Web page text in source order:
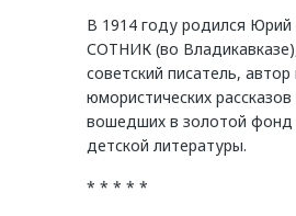
В 1914 году родился Юрий
СОТНИК (во
советский писатель, автор
юмористических
вошедших в золотой фонд
детской литературы.
* * * * *